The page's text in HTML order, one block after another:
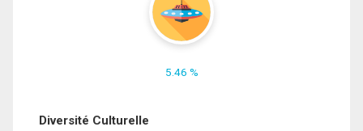
5.46 %
Diversité Culturelle